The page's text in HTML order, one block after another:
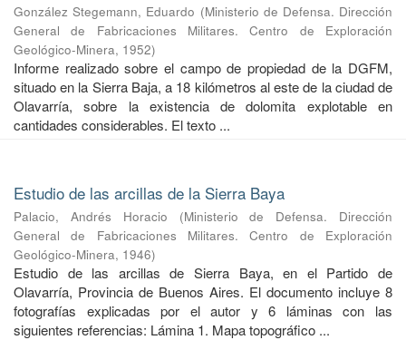
González Stegemann, Eduardo (Ministerio de Defensa. Dirección
General de Fabricaciones Militares. Centro de Exploración
Geológico-Minera, 1952)
Informe realizado sobre el campo de propiedad de la DGFM,
situado en la Sierra Baja, a 18 kilómetros al este de la ciudad de
Olavarría, sobre la existencia de dolomita explotable en
cantidades considerables. El texto ...
Estudio de las arcillas de la Sierra Baya
Palacio, Andrés Horacio (Ministerio de Defensa. Dirección
General de Fabricaciones Militares. Centro de Exploración
Geológico-Minera, 1946)
Estudio de las arcillas de Sierra Baya, en el Partido de
Olavarría, Provincia de Buenos Aires. El documento incluye 8
fotografías explicadas por el autor y 6 láminas con las
siguientes referencias: Lámina 1. Mapa topográfico ...